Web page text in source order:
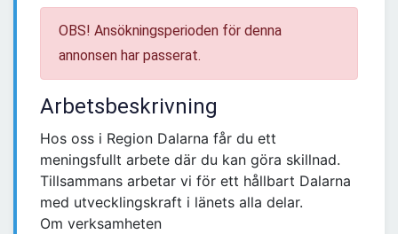
OBS! Ansökningsperioden för denna
annonsen har passerat.
Arbetsbeskrivning
Hos oss i Region Dalarna får du ett
meningsfullt arbete där du kan göra skillnad.
Tillsammans arbetar vi för ett hållbart Dalarna
med utvecklingskraft i länets alla delar.
Om verksamheten